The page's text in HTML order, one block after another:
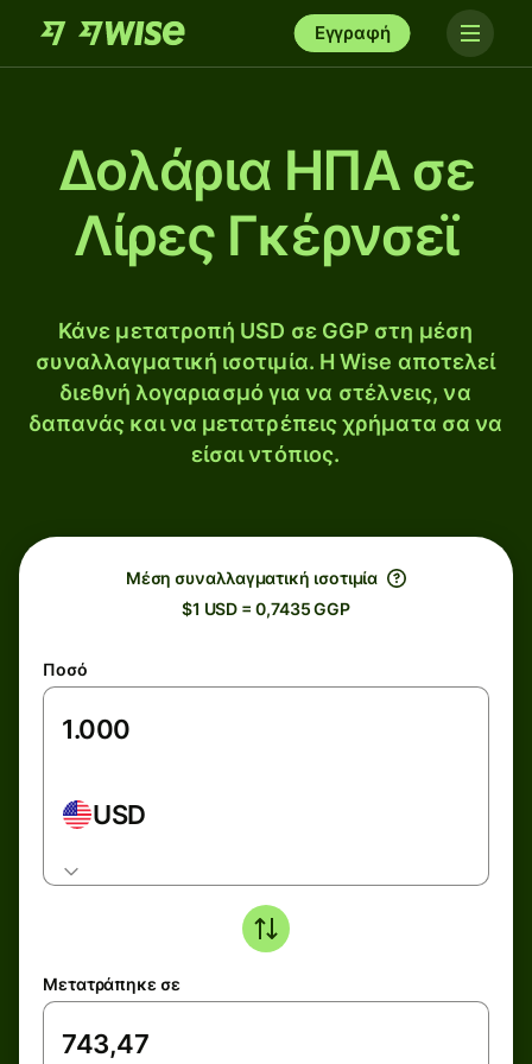
Εγγραφή
Δολάρια ΗΠΑ σε
Λίρες Γκέρνσεϊ
Κάνε μετατροπή USD σε GGP στη μέση
συναλλαγματική ισοτιμία. Η Wise αποτελεί
διεθνή λογαριασμό για να στέλνεις, να
δαπανάς και να μετατρέπεις χρήματα σα να
είσαι ντόπιος.
Μέση συναλλαγματική ισοτιμία
$1 USD = 0,7435 GGP
Ποσό
USD
Μετατράπηκε σε